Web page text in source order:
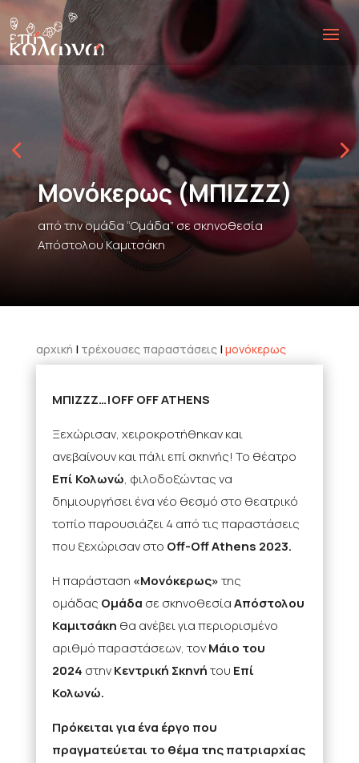
Μονόκερως (ΜΠΙΖΖΖ)
από την ομάδα “Ομάδα” σε σκηνοθεσία
Απόστολου Καμιτσάκη
αρχική | τρέχουσες παραστάσεις | μονόκερως
ΜΠΙΖΖΖ…!OFF OFF ATHENS
Ξεχώρισαν, χειροκροτήθηκαν και
ανεβαίνουν και πάλι επί σκηνής! Το θέατρο
Επί Κολωνώ, φιλοδοξώντας να
δημιουργήσει ένα νέο θεσμό στο θεατρικό
τοπίο παρουσιάζει 4 από τις παραστάσεις
που ξεχώρισαν στο Off-Off Athens 2023.
Η παράσταση «Μονόκερως»της
ομάδας Ομάδα σε σκηνοθεσίαΑπόστολου
Καμιτσάκη θα ανέβει για περιορισμένο
αριθμό παραστάσεων, τονΜάιο του
2024 στηνΚεντρική Σκηνήτου Επί
Κολωνώ.
Πρόκειται για ένα έργο που
πραγματεύεται το θέμα της πατριαρχίας